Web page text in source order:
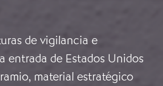
de vigilancia e
entrada de Estados Unidos
material estratégico